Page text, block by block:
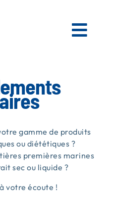
gamme de produits
ou diététiques ?
premières marines
sec ou liquide ?
votre écoute !